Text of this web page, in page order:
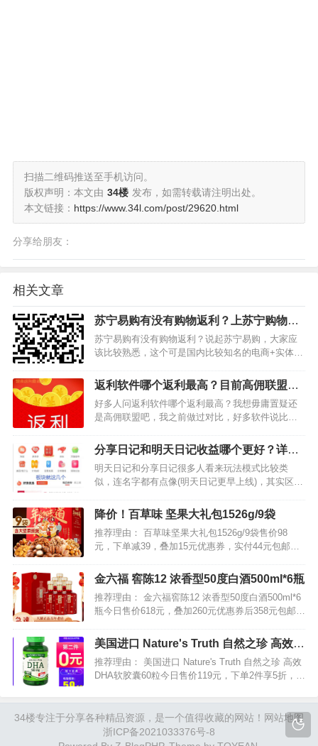
扫描二维码推送至手机访问。
版权声明：本文由 34楼 发布，如需转载请注明出处。
本文链接： https://www.34l.com/post/29620.html
分享给朋友：
相关文章
苏宁易购有没有购物返利？上苏宁购物领
返利的软件推荐
苏宁易购有没有购物返利？说起苏宁易购，大家应
该比较熟悉，这个可是国内比较知名的电商+实体平
品都可以买得到，在用户心中口碑一直不错。最近
有很多网友咨询苏宁易购返利软件是哪个？那么，
今天小编就告诉大家…
返利软件哪个返利最高？目前高佣联盟是
返利最高的
好多人问返利软件哪个返利最高？我想毋庸置疑还
是高佣联盟吧，我之前做过对比，好多软件说比高
会发现，那些所谓返利高的软件，其实在用户体验
方面和邀请奖励方面都除去了，七减八除的，到最
后到我们口袋的钱还是…
分享日记和明天日记收益哪个更好？详细
分享对比介绍
明天日记和分享日记很多人看来玩法模式比较类
似，连名字都有点像(明天日记更早上线)，其实区别
编就从省钱和赚钱的两个方面，给大家详细分析对
比一下。1、省钱对比省钱的话，其实购物优惠券什
么的所有平台区别…
降价！百草味 坚果大礼包1526g/9袋
推荐理由： 百草味坚果大礼包1526g/9袋售价98
元，下单减39，叠加15元优惠券，实付44元包邮。
超多种坚果组合，美味随心享！精美礼盒包装，喜
庆大气，送礼倍有面儿！ …
金六福 窖陈12 浓香型50度白酒500ml*6瓶
推荐理由： 金六福窖陈12 浓香型50度白酒500ml*6
瓶今日售价618元，叠加260元优惠券后358元包邮。
柔和；喜宴送礼的品质好酒，自带礼盒包装，过年
送长辈送亲戚倍有面儿！…
美国进口 Nature's Truth 自然之珍 高效
DHA软胶囊60粒*2瓶
推荐理由： 美国进口 Nature's Truth 自然之珍 高效
DHA软胶囊60粒今日售价119元，下单2件享5折，还
缩技术，每两粒DHA高…
34楼专注于分享各种精品资源，是一个值得收藏的网站！ 网站地图
浙ICP备2021033376号-8